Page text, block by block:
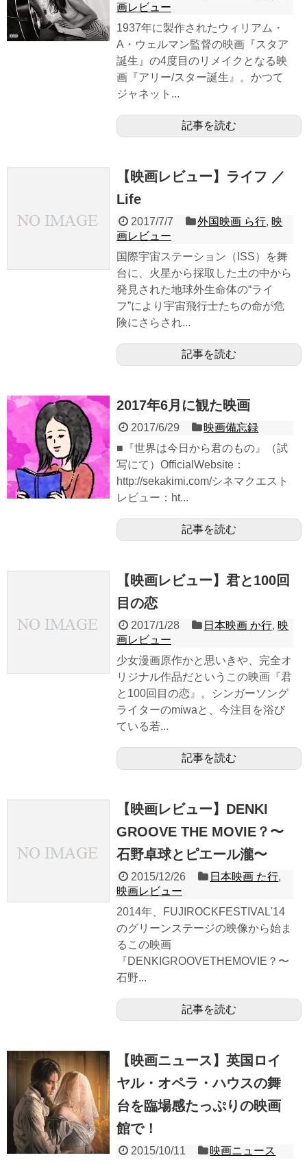
画レビュー
1937年に製作されたウィリアム・
A・ウェルマン監督の映画『スタア
誕生』の4度目のリメイクとなる映
画『アリー/スター誕生』。かつて
ジャネット...
記事を読む
【映画レビュー】ライフ ／
Life
2017/7/7 外国映画 ら行, 映
画レビュー
国際宇宙ステーション（ISS）を舞
台に、火星から採取した土の中から
発見された地球外生命体の“ライ
フ”により宇宙飛行士たちの命が危
険にさらされ...
記事を読む
2017年6月に観た映画
2017/6/29
映画備忘録
■『世界は今日から君のもの』（試
写にて）OfficialWebsite：
http://sekakimi.com/シネマクエスト
レビュー：ht...
記事を読む
【映画レビュー】君と100回
目の恋
2017/1/28 日本映画 か行, 映
画レビュー
少女漫画原作かと思いきや、完全オ
リジナル作品だというこの映画『君
と100回目の恋』。シンガーソング
ライターのmiwaと、今注目を浴び
ている若...
記事を読む
【映画レビュー】DENKI
GROOVE THE MOVIE？〜
石野卓球とピエール瀧〜
2015/12/26 日本映画 た行,
映画レビュー
2014年、FUJIROCKFESTIVAL'14
のグリーンステージの映像から始ま
るこの映画
『DENKIGROOVETHEMOVIE？〜
石野...
記事を読む
【映画ニュース】英国ロイ
ヤル・オペラ・ハウスの舞
台を臨場感たっぷりの映画
館で！
2015/10/11 映画ニュース